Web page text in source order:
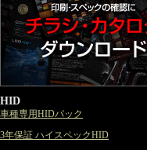
HID
車種専用HIDパック
3年保証 ハイスペックHID